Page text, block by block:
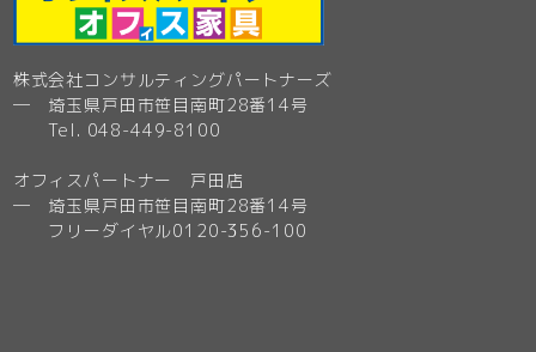
株式会社コンサルティングパートナーズ
─ 埼玉県戸田市笹目南町28番14号
Tel. 048-449-8100
オフィスパートナー 戸田店
─ 埼玉県戸田市笹目南町28番14号
フリーダイヤル0120-356-100